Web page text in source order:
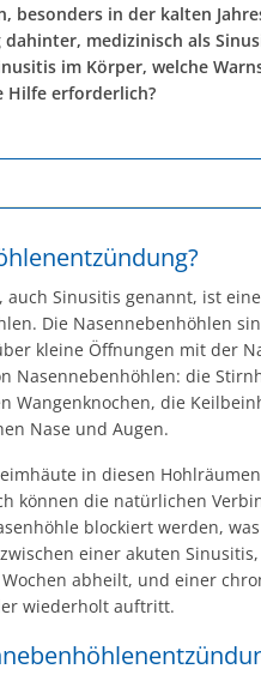
besonders in der kalten
medizinisch als
im Körper, welche
Hilfe erforderlich?
Sinusitis genannt, ist
Die Nasennebenhöhlen
kleine Öffnungen mit der
Nasennebenhöhlen: die
Wangenknochen, die
Nase und Augen.
in diesen
können die natürlichen
blockiert werden,
einer akuten
abheilt, und einer
wiederholt auftritt.